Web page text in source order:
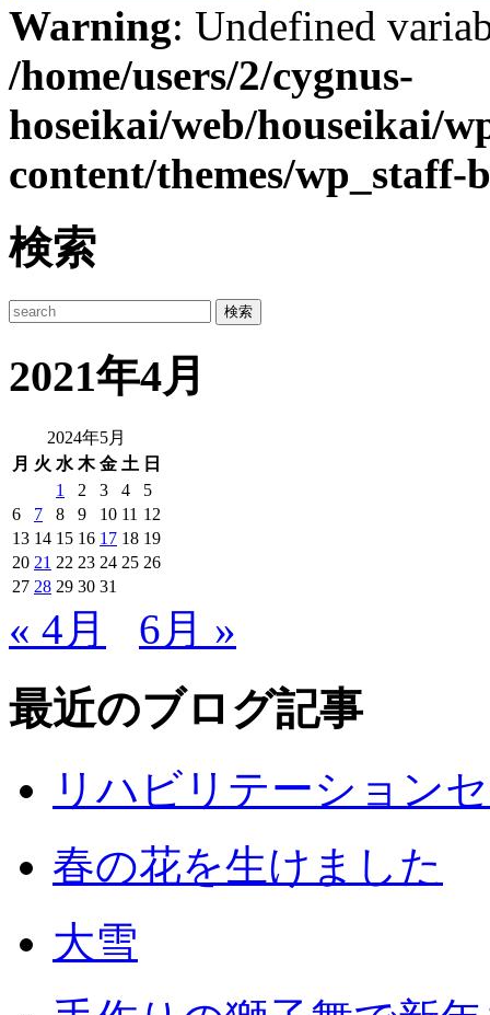
Warning: Undefined
/home/users/2/cygnus-
hoseikai/web/houseikai/
content/themes/wp_staff-
検索
2021年4月
2024年5月
月 火 水 木 金 土 日
1
2 3 4
5
6
7 8 9 10 11 12
13 14 15 16 17 18 19
20 21 22 23 24 25 26
27 28 29 30 31
« 4月 6月 »
最近のブログ記事
リハビリテーション
春の花を生けました
大雪